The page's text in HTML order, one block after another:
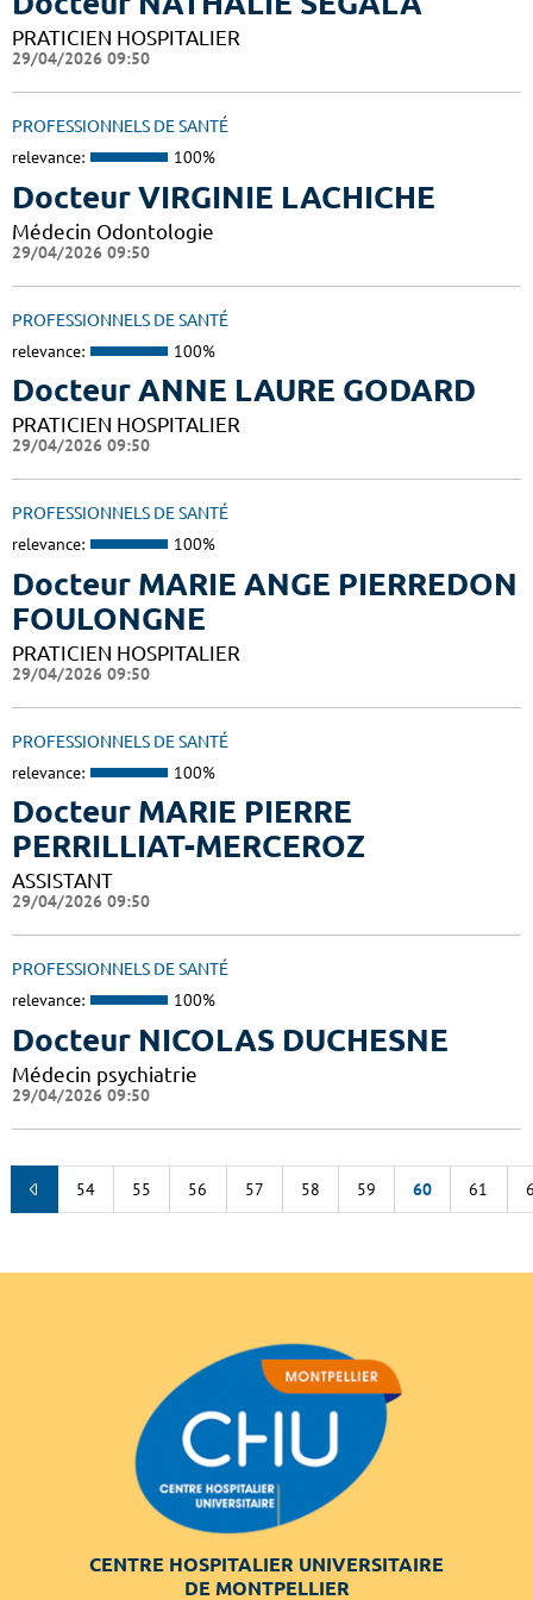
PRATICIEN HOSPITALIER
29/04/2026 09:50
PROFESSIONNELS DE SANTÉ
relevance: 100%
Docteur VIRGINIE LACHICHE
Médecin Odontologie
29/04/2026 09:50
PROFESSIONNELS DE SANTÉ
relevance: 100%
Docteur ANNE LAURE GODARD
PRATICIEN HOSPITALIER
29/04/2026 09:50
PROFESSIONNELS DE SANTÉ
relevance: 100%
Docteur MARIE ANGE PIERREDON
FOULONGNE
PRATICIEN HOSPITALIER
29/04/2026 09:50
PROFESSIONNELS DE SANTÉ
relevance: 100%
Docteur MARIE PIERRE
PERRILLIAT-MERCEROZ
ASSISTANT
29/04/2026 09:50
PROFESSIONNELS DE SANTÉ
relevance: 100%
Docteur NICOLAS DUCHESNE
Médecin psychiatrie
29/04/2026 09:50
54 55 56 57 58 59 60 61
CENTRE HOSPITALIER UNIVERSITAIRE
DE MONTPELLIER